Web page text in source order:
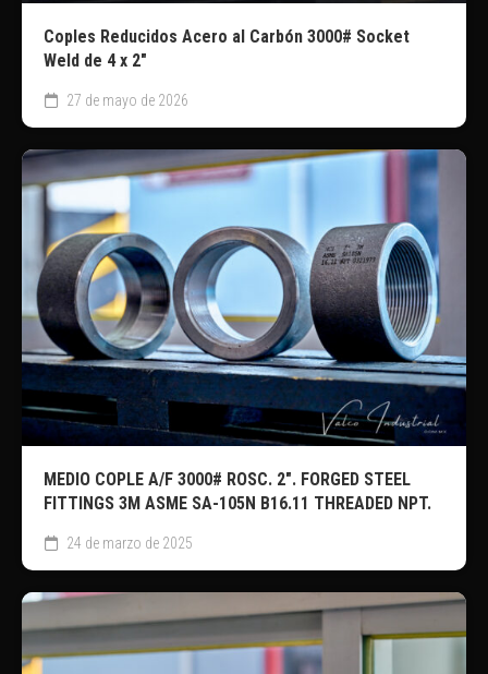
Coples Reducidos Acero al Carbón 3000# Socket
Weld de 4 x 2″
27 de mayo de 2026
MEDIO COPLE A/F 3000# ROSC. 2″. FORGED STEEL
FITTINGS 3M ASME SA-105N B16.11 THREADED NPT.
24 de marzo de 2025